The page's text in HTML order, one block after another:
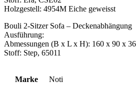
Holzgestell: 4954M Eiche geweisst
Bouli 2-Sitzer Sofa – Deckenabhängung
Ausführung:
Abmessungen (B x L x H): 160 x 90 x
Stoff: Step, 65011
Marke Noti